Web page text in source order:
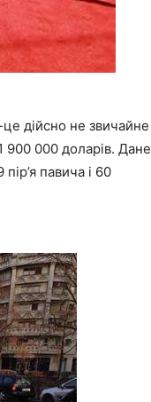
дійсно не звичайне
900 000 доларів. Дане
павича і 60